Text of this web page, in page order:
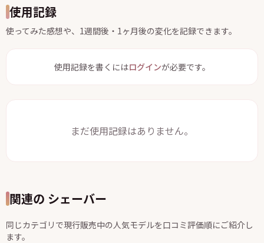
使用記録
使ってみた感想や、1週間後・1ヶ月後の変化を記録できます。
使用記録を書くにはログインが必要です。
まだ使用記録はありません。
関連の シェーバー
同じカテゴリで現行販売中の人気モデルを口コミ評価順にご紹介し
ます。